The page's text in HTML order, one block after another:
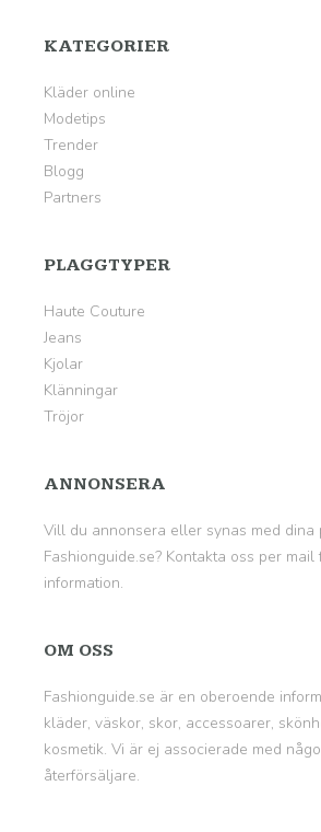
KATEGORIER
Kläder online
Modetips
Trender
Blogg
Partners
PLAGGTYPER
Haute Couture
Jeans
Kjolar
Klänningar
Tröjor
ANNONSERA
Vill du annonsera eller synas med dina
Fashionguide.se? Kontakta oss per mail
information.
OM OSS
Fashionguide.se är en oberoende
kläder, väskor, skor, accessoarer,
kosmetik. Vi är ej associerade med
återförsäljare.